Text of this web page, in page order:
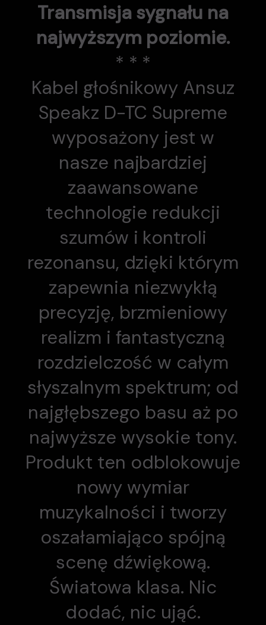
Transmisja sygnału na
najwyższym poziomie.
* * *
Kabel głośnikowy Ansuz
Speakz D-TC Supreme
wyposażony jest w
nasze najbardziej
zaawansowane
technologie redukcji
szumów i kontroli
rezonansu, dzięki którym
zapewnia niezwykłą
precyzję, brzmieniowy
realizm i fantastyczną
rozdzielczość w całym
słyszalnym spektrum; od
najgłębszego basu aż po
najwyższe wysokie tony.
Produkt ten odblokowuje
nowy wymiar
muzykalności i tworzy
oszałamiająco spójną
scenę dźwiękową.
Światowa klasa. Nic
dodać, nic ująć.